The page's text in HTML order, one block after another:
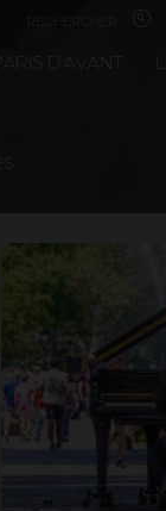
PARIS D'AVANT